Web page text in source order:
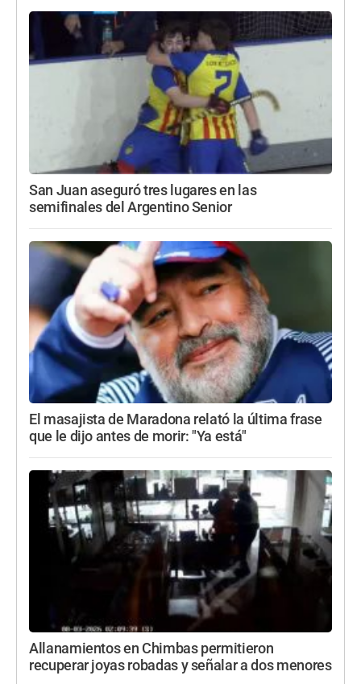
San Juan aseguró tres lugares en las
semifinales del Argentino Senior
El masajista de Maradona relató la última frase
que le dijo antes de morir: "Ya está"
Allanamientos en Chimbas permitieron
recuperar joyas robadas y señalar a dos menores